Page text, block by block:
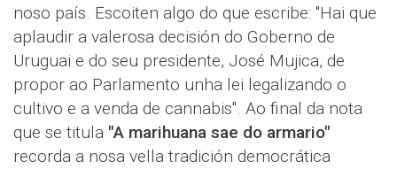
noso país. Escoiten algo do que escribe: "Hai que
aplaudir a valerosa decisión do Goberno de
Uruguai e do seu presidente, José Mujica, de
propor ao Parlamento unha lei legalizando o
cultivo e a venda de cannabis". Ao final da nota
que se titula "A marihuana sae do armario"
recorda a nosa vella tradición democrática